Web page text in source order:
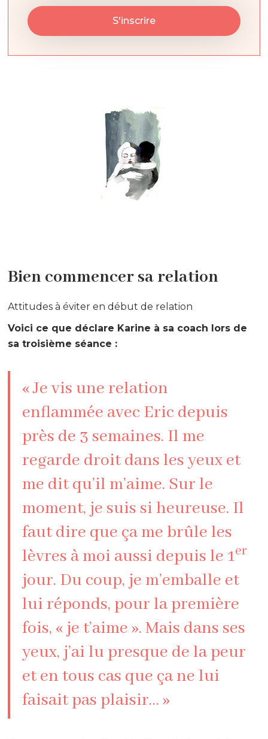
Bien commencer sa relation
Attitudes à éviter en début de relation
Voici ce que déclare Karine à sa coach lors de
sa troisième séance :
« Je vis une relation
enflammée avec Eric depuis
près de 3 semaines. Il me
regarde droit dans les yeux et
me dit qu’il m’aime. Sur le
moment, je suis si heureuse. Il
faut dire que ça me brûle les
lèvres à moi aussi depuis le 1er
jour. Du coup, je m’emballe et
lui réponds, pour la première
fois, « je t’aime ». Mais dans ses
yeux, j’ai lu presque de la peur
et en tous cas que ça ne lui
faisait pas plaisir… »